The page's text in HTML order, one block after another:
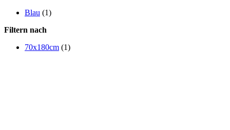
Blau (1)
Filtern nach
70x180cm (1)